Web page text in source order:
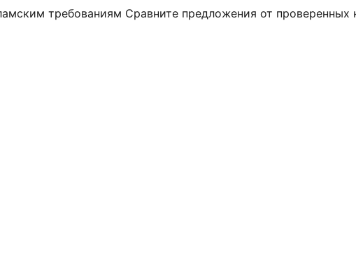
требованиям Сравните предложения от